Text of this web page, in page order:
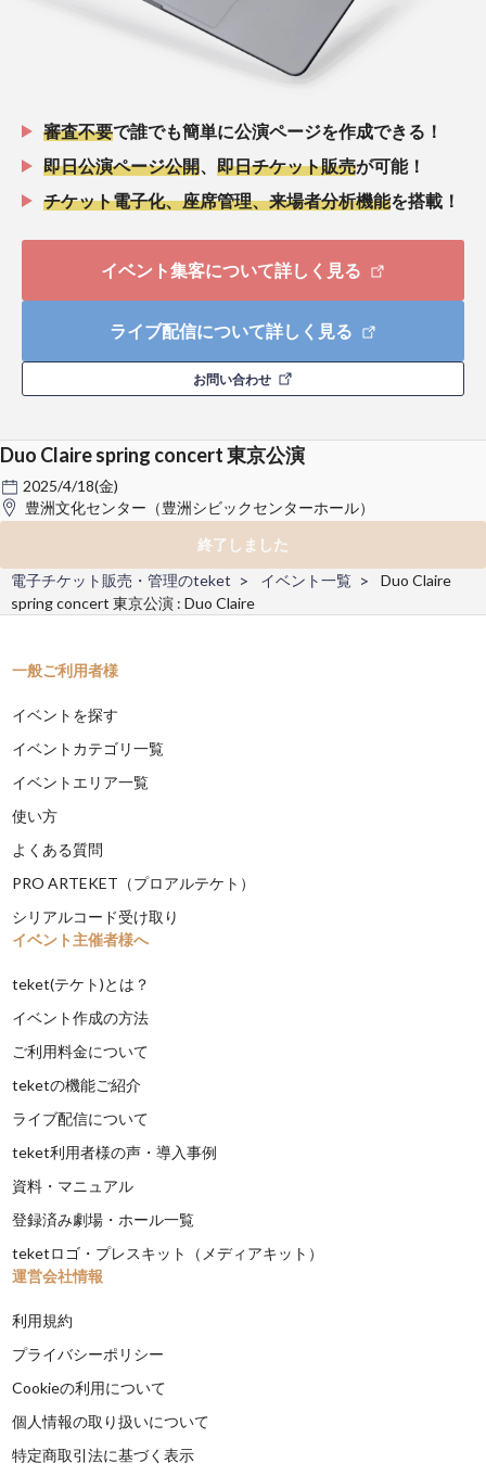
審査不要で誰でも簡単に公演ページを作成できる！
即日公演ページ公開
即日チケット販売が可能！
チケット電子化、座席管理、来場者分析機能を搭載！
イベント集客について詳しく見る
ライブ配信について詳しく見る
お問い合わせ
Duo Claire spring concert 東京公演
2025/4/18(金)
豊洲文化センター（豊洲シビックセンターホール）
終了しました
電子チケット販売・管理のteket
イベント一覧
Duo Claire
spring concert 東京公演 : Duo Claire
一般ご利用者様
イベントを探す
イベントカテゴリ一覧
イベントエリア一覧
使い方
よくある質問
PRO ARTEKET（プロアルテケト）
シリアルコード受け取り
イベント主催者様へ
teket(テケト)とは？
イベント作成の方法
ご利用料金について
teketの機能ご紹介
ライブ配信について
teket利用者様の声・導入事例
資料・マニュアル
登録済み劇場・ホール一覧
teketロゴ・プレスキット（メディアキット）
運営会社情報
利用規約
プライバシーポリシー
Cookieの利用について
個人情報の取り扱いについて
特定商取引法に基づく表示